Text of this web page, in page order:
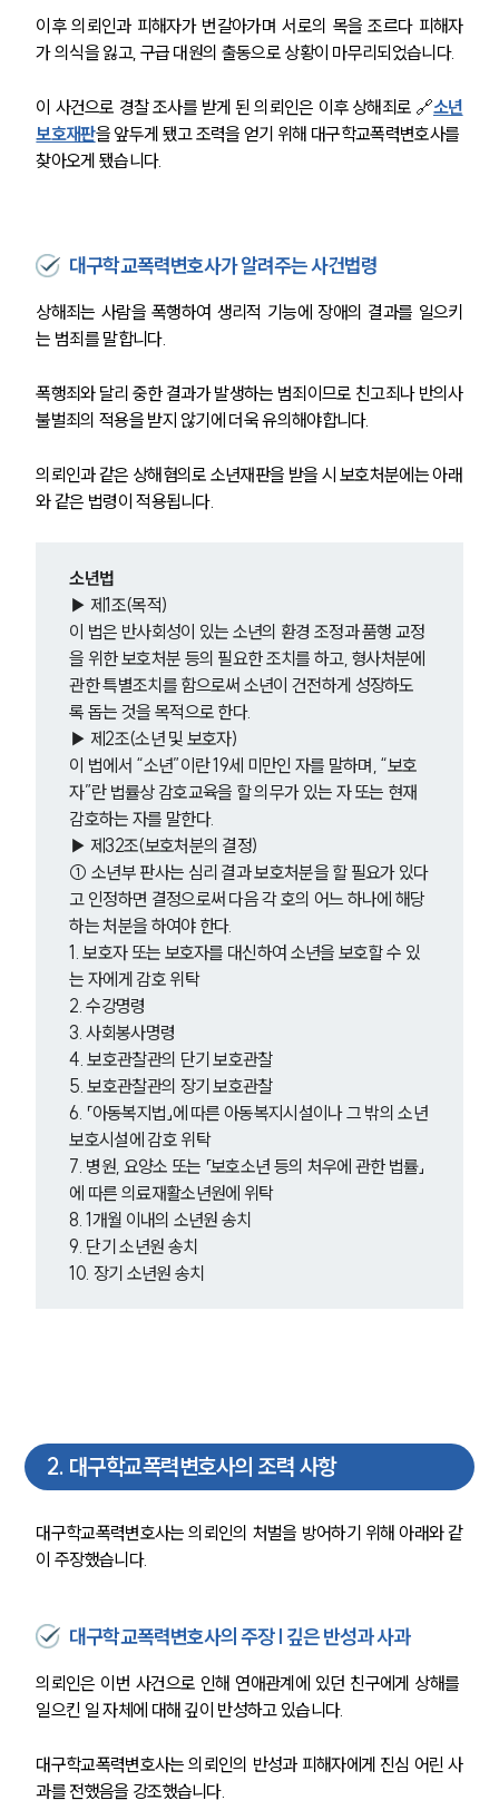
이후 의뢰인과 피해자가 번갈아가며 서로의 목을 조르다 피해자
가 의식을 잃고, 구급 대원의 출동으로 상황이 마무리되었습니다.
이 사건으로 경찰 조사를 받게 된 의뢰인은 이후 상해죄로 🔗소년
보호재판을 앞두게 됐고 조력을 얻기 위해 대구학교폭력변호사를
찾아오게 됐습니다.
대구학교폭력변호사가 알려주는 사건법령
상해죄는 사람을 폭행하여 생리적 기능에 장애의 결과를 일으키
는 범죄를 말합니다.
폭행죄와 달리 중한 결과가 발생하는 범죄이므로 친고죄나 반의사
불벌죄의 적용을 받지 않기에 더욱 유의해야합니다.
의뢰인과 같은 상해혐의로 소년재판을 받을 시 보호처분에는 아래
와 같은 법령이 적용됩니다.
소년법
▶ 제1조(목적)
이 법은 반사회성이 있는 소년의 환경 조정과 품행 교정
을 위한 보호처분 등의 필요한 조치를 하고, 형사처분에
관한 특별조치를 함으로써 소년이 건전하게 성장하도
록 돕는 것을 목적으로 한다.
▶ 제2조(소년 및 보호자)
이 법에서 “소년”이란 19세 미만인 자를 말하며, “보호
자”란 법률상 감호교육을 할 의무가 있는 자 또는 현재
감호하는 자를 말한다.
▶ 제32조(보호처분의 결정)
① 소년부 판사는 심리 결과 보호처분을 할 필요가 있다
고 인정하면 결정으로써 다음 각 호의 어느 하나에 해당
하는 처분을 하여야 한다.
1. 보호자 또는 보호자를 대신하여 소년을 보호할 수 있
는 자에게 감호 위탁
2. 수강명령
3. 사회봉사명령
4. 보호관찰관의 단기 보호관찰
5. 보호관찰관의 장기 보호관찰
6. 「아동복지법」에 따른 아동복지시설이나 그 밖의 소년
보호시설에 감호 위탁
7. 병원, 요양소 또는 「보호소년 등의 처우에 관한 법률」
에 따른 의료재활소년원에 위탁
8. 1개월 이내의 소년원 송치
9. 단기 소년원 송치
10. 장기 소년원 송치
2. 대구학교폭력변호사의 조력 사항
대구학교폭력변호사는 의뢰인의 처벌을 방어하기 위해 아래와 같
이 주장했습니다.
대구학교폭력변호사의 주장 | 깊은 반성과 사과
의뢰인은 이번 사건으로 인해 연애관계에 있던 친구에게 상해를
일으킨 일 자체에 대해 깊이 반성하고 있습니다.
대구학교폭력변호사는 의뢰인의 반성과 피해자에게 진심 어린 사
과를 전했음을 강조했습니다.